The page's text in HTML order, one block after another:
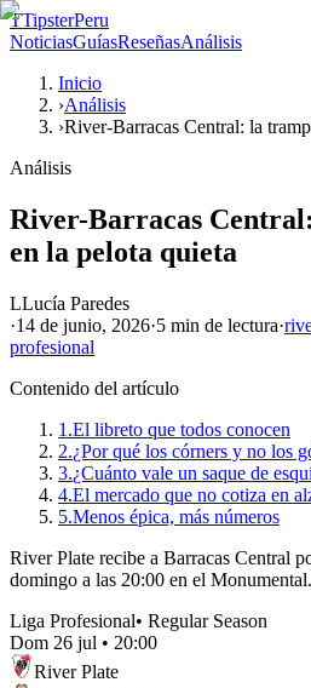
TTipsterPeru
NoticiasGuíasReseñasAnálisis
Inicio
›Análisis
›River-Barracas Central: la
Análisis
River-Barracas
en la pelota quieta
LLucía Paredes
·14 de junio, 2026·5 min de lectura·
profesional
Contenido del artículo
1.El libreto que todos conocen
2.¿Por qué los córners y no los
3.¿Cuánto vale un saque de
4.El mercado que no cotiza en
5.Menos épica, más números
River Plate recibe a Barracas Central
domingo a las 20:00 en el Monumental.
Liga Profesional• Regular Season
Dom 26 jul • 20:00
River Plate